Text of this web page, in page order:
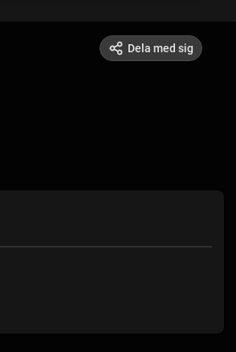
Dela med sig